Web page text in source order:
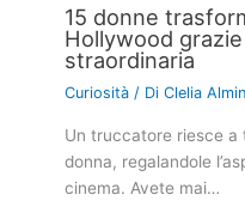
15 donne
Hollywood
straordinaria
Curiosità / DiClelia
Un truccatore riesce a
donna, regalandole
cinema. Avete mai…